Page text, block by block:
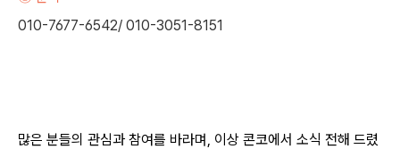
010-7677-6542/ 010-3051-8151
많은 분들의 관심과 참여를 바라며, 이상 콘코에서 소식 전해 드렸